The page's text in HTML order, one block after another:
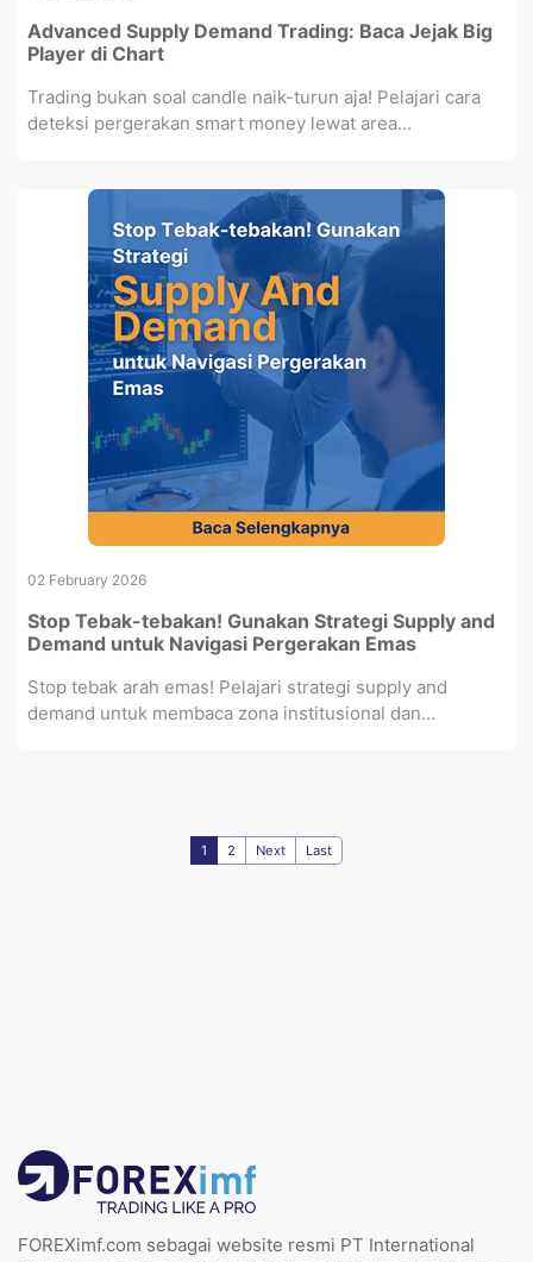
Advanced Supply Demand Trading: Baca Jejak Big
Player di Chart
Trading bukan soal candle naik-turun aja! Pelajari cara
deteksi pergerakan smart money lewat area...
02 February 2026
Stop Tebak-tebakan! Gunakan Strategi Supply and
Demand untuk Navigasi Pergerakan Emas
Stop tebak arah emas! Pelajari strategi supply and
demand untuk membaca zona institusional dan...
1 2 Next Last
FOREXimf.com sebagai website resmi PT International